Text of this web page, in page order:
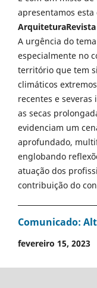
apresentamos
ArquiteturaRevista
A urgência do
especialmente no
território que tem
climáticos
recentes e severas
as secas
evidenciam um
aprofundado,
englobando
atuação dos
contribuição do
Comunicado:
fevereiro 15, 2023